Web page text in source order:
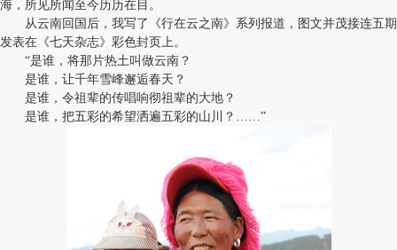
海，所见所闻至今历历在目。
从云南回国后，我写了《行在云之南》系列报道，图文并茂接连五期
发表在《七天杂志》彩色封页上。
“是谁，将那片热土叫做云南？
是谁，让千年雪峰邂逅春天？
是谁，令祖辈的传唱响彻祖辈的大地？
是谁，把五彩的希望洒遍五彩的山川？……”